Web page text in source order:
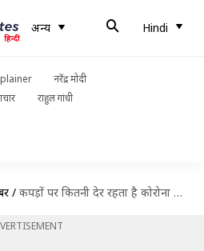
अन्य Hindi
नरेंद्र मोदी
राहुल गांधी
/ कपड़ों पर कितनी देर रहता है कोरोना वायरस और इन्हें धोते समय क्या-क्या सावधानी बरतनी चाहिए?